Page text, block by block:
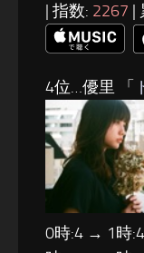
| 指数: 2267 |
4位…優里 「
0時:4 → 1時